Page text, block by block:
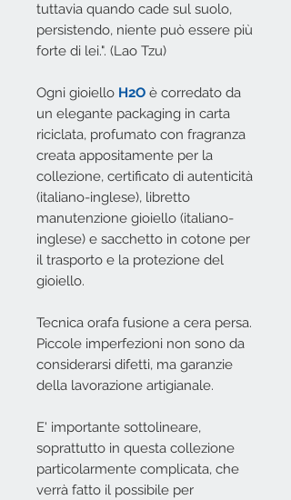
tuttavia quando cade sul suolo,
persistendo, niente può essere più
forte di lei.". (Lao Tzu)
Ogni gioiello H2O è corredato da
un elegante packaging in carta
riciclata, profumato con fragranza
creata appositamente per la
collezione, certificato di autenticità
(italiano-inglese), libretto
manutenzione gioiello (italiano-
inglese) e sacchetto in cotone per
il trasporto e la protezione del
gioiello.
Tecnica orafa fusione a cera persa.
Piccole imperfezioni non sono da
considerarsi difetti, ma garanzie
della lavorazione artigianale.
E' importante sottolineare,
soprattutto in questa collezione
particolarmente complicata, che
verrà fatto il possibile per